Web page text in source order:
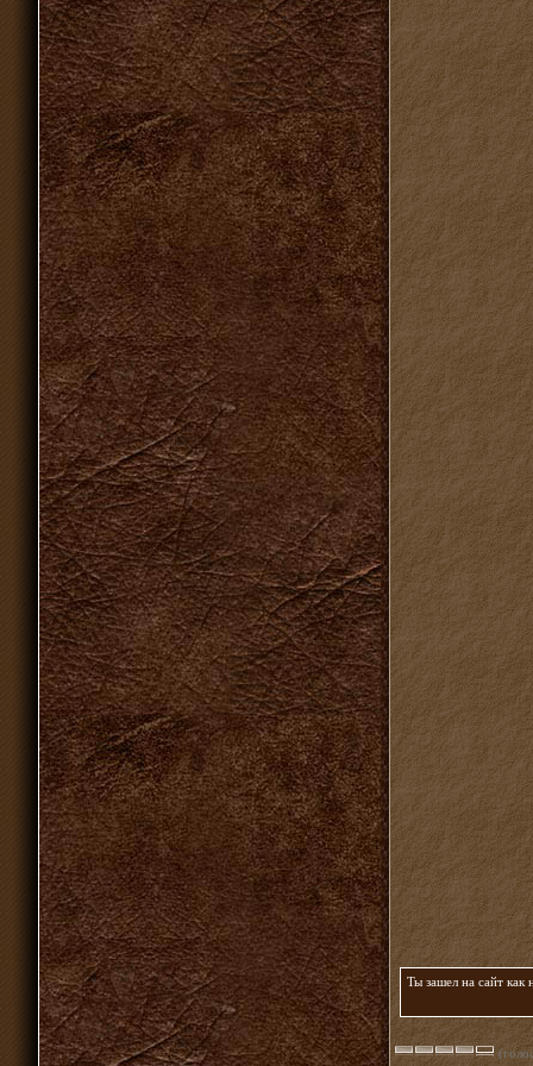
Ты зашел на сайт как